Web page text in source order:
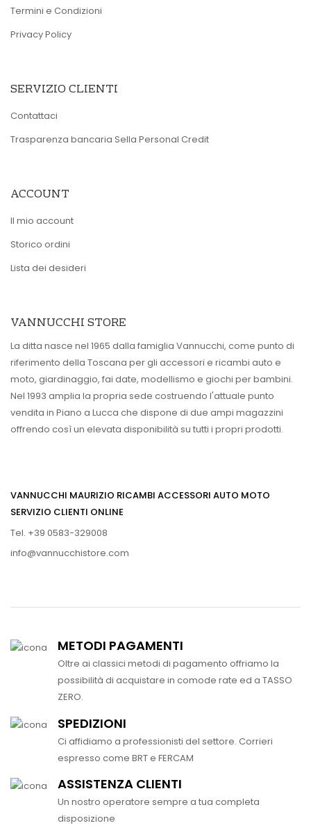
Termini e Condizioni
Privacy Policy
SERVIZIO CLIENTI
Contattaci
Trasparenza bancaria Sella Personal Credit
ACCOUNT
Il mio account
Storico ordini
Lista dei desideri
VANNUCCHI STORE
La ditta nasce nel 1965 dalla famiglia Vannucchi, come punto di
riferimento della Toscana per gli accessori e ricambi auto e
moto, giardinaggio, fai date, modellismo e giochi per bambini.
Nel 1993 amplia la propria sede costruendo l'attuale punto
vendita in Piano a Lucca che dispone di due ampi magazzini
offrendo così un elevata disponibilità su tutti i propri prodotti.
VANNUCCHI MAURIZIO RICAMBI ACCESSORI AUTO MOTO
SERVIZIO CLIENTI ONLINE
Tel. +39 0583-329008
info@vannucchistore.com
METODI PAGAMENTI
Oltre ai classici metodi di pagamento offriamo la
possibilità di acquistare in comode rate ed a TASSO
ZERO.
SPEDIZIONI
Ci affidiamo a professionisti del settore. Corrieri
espresso come BRT e FERCAM
ASSISTENZA CLIENTI
Un nostro operatore sempre a tua completa
disposizione